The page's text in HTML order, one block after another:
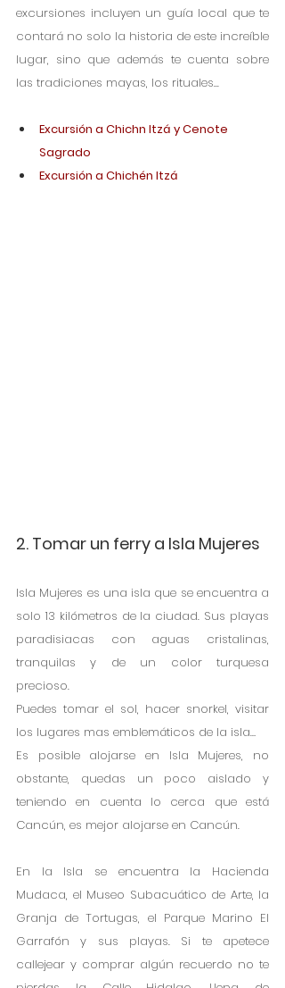
excursiones incluyen un guía local que te
contará no solo la historia de este increíble
lugar, sino que además te cuenta sobre
las tradiciones mayas, los rituales...
Excursión a Chichn Itzá y Cenote
Sagrado
Excursión a Chichén Itzá
2. Tomar un ferry a Isla Mujeres
Isla Mujeres es una isla que se encuentra a
solo 13 kilómetros de la ciudad. Sus playas
paradisiacas con aguas cristalinas,
tranquilas y de un color turquesa
precioso.
Puedes tomar el sol, hacer snorkel, visitar
los lugares mas emblemáticos de la isla…
Es posible alojarse en Isla Mujeres, no
obstante, quedas un poco aislado y
teniendo en cuenta lo cerca que está
Cancún, es mejor alojarse en Cancún.
En la Isla se encuentra la Hacienda
Mudaca, el Museo Subacuático de Arte, la
Granja de Tortugas, el Parque Marino El
Garrafón y sus playas. Si te apetece
callejear y comprar algún recuerdo no te